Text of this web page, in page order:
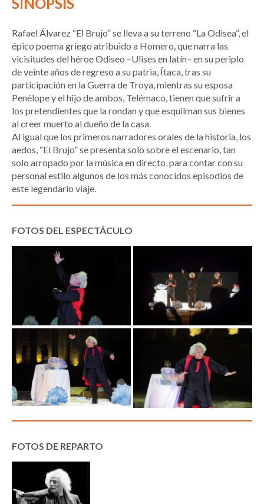
SINOPSIS
Rafael Álvarez “El Brujo” se lleva a su terreno “La Odisea”, el
épico poema griego atribuido a Homero, que narra las
vicisitudes del héroe Odiseo –Ulises en latín– en su periplo
de veinte años de regreso a su patria, Ítaca, tras su
participación en la Guerra de Troya, mientras su esposa
Penélope y el hijo de ambos, Telémaco, tienen que sufrir a
los pretendientes que la rondan y que esquilman sus bienes
al creer muerto al dueño de la casa.
Al igual que los primeros narradores orales de la historia, los
aedos, “El Brujo” se presenta solo sobre el escenario, tan
solo arropado por la música en directo, para contar con su
personal estilo algunos de los más conocidos episodios de
este legendario viaje.
FOTOS DEL ESPECTÁCULO
FOTOS DE REPARTO